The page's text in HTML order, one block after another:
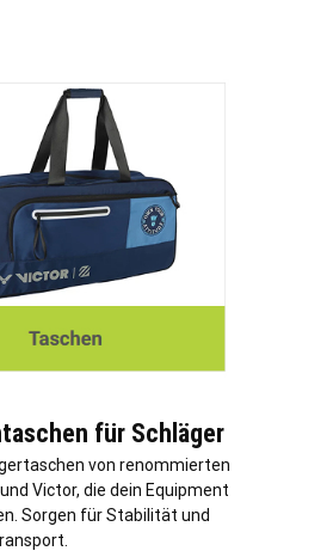
für Schläger
von renommierten
Victor, die dein Equipment
Sorgen für Stabilität und